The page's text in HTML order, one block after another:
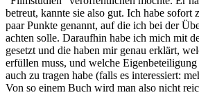
betreut, kannte sie also gut. Ich habe sofort
paar Punkte genannt, auf die ich bei der
achten solle. Daraufhin habe ich mich mit
gesetzt und die haben mir genau erklärt,
erfüllen muss, und welche
auch zu tragen habe (falls es interessiert:
Von so einem Buch wird man also nicht